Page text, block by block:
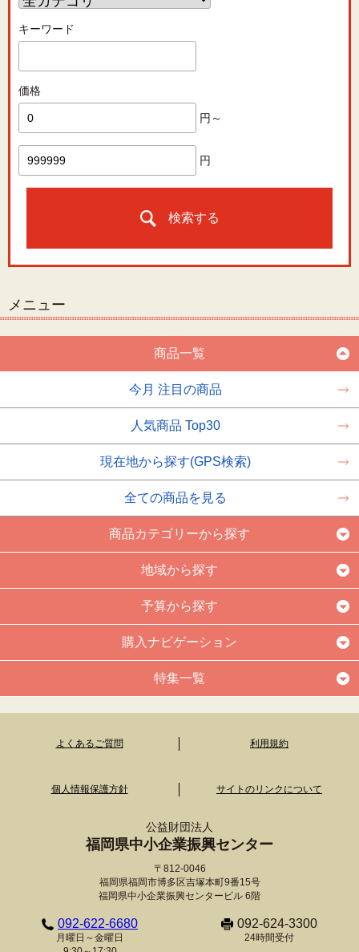
キーワード
価格
円～
円
検索する
メニュー
商品一覧
今月 注目の商品
人気商品 Top30
現在地から探す(GPS検索)
全ての商品を見る
商品カテゴリーから探す
地域から探す
予算から探す
購入ナビゲーション
特集一覧
よくあるご質問 利用規約
個人情報保護方針 サイトのリンクについて
公益財団法人
福岡県中小企業振興センター
〒812-0046
福岡県福岡市博多区吉塚本町9番15号
福岡県中小企業振興センタービル 6階
092-622-6680
月曜日～金曜日
092-624-3300
24時間受付